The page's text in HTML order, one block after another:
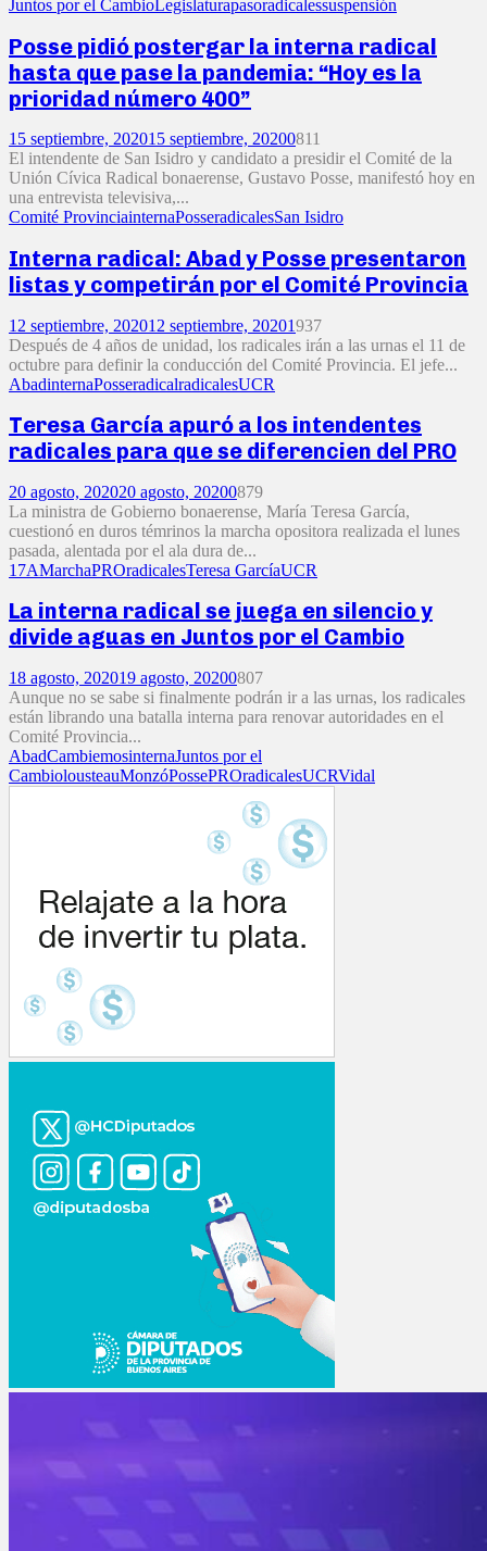
Juntos por el Cambio Legislaturapasoradicalessuspensión
Posse pidió postergar la interna radical
hasta que pase la pandemia: “Hoy es la
prioridad número 400”
15 septiembre, 202015 septiembre, 20200811
El intendente de San Isidro y candidato a presidir el Comité de la
Unión Cívica Radical bonaerense, Gustavo Posse, manifestó hoy en
una entrevista televisiva,...
Comité ProvinciainternaPosseradicalesSan Isidro
Interna radical: Abad y Posse presentaron
listas y competirán por el Comité Provincia
12 septiembre, 202012 septiembre, 20201937
Después de 4 años de unidad, los radicales irán a las urnas el 11 de
octubre para definir la conducción del Comité Provincia. El jefe...
AbadinternaPosseradicalradicalesUCR
Teresa García apuró a los intendentes
radicales para que se diferencien del PRO
20 agosto, 202020 agosto, 20200879
La ministra de Gobierno bonaerense, María Teresa García,
cuestionó en duros témrinos la marcha opositora realizada el lunes
pasada, alentada por el ala dura de...
17AMarchaPROradicalesTeresa GarcíaUCR
La interna radical se juega en silencio y
divide aguas en Juntos por el Cambio
18 agosto, 202019 agosto, 20200807
Aunque no se sabe si finalmente podrán ir a las urnas, los radicales
están librando una batalla interna para renovar autoridades en el
Comité Provincia...
AbadCambiemosinternaJuntos por el
CambiolousteauMonzóPossePROradicalesUCRVidal